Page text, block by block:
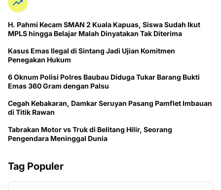
H. Pahmi Kecam SMAN 2 Kuala Kapuas, Siswa Sudah Ikut
MPLS hingga Belajar Malah Dinyatakan Tak Diterima
Kasus Emas Ilegal di Sintang Jadi Ujian Komitmen
Penegakan Hukum
6 Oknum Polisi Polres Baubau Diduga Tukar Barang Bukti
Emas 360 Gram dengan Palsu
Cegah Kebakaran, Damkar Seruyan Pasang Pamflet Imbauan
di Titik Rawan
Tabrakan Motor vs Truk di Belitang Hilir, Seorang
Pengendara Meninggal Dunia
Tag Populer